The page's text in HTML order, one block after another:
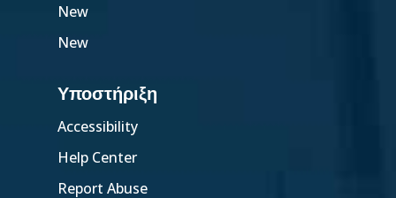
New
New
Υποστήριξη
Accessibility
Help Center
Report Abuse